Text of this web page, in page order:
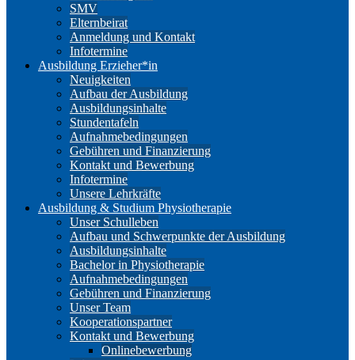
SMV
Elternbeirat
Anmeldung und Kontakt
Infotermine
Ausbildung Erzieher*in
Neuigkeiten
Aufbau der Ausbildung
Ausbildungsinhalte
Stundentafeln
Aufnahmebedingungen
Gebühren und Finanzierung
Kontakt und Bewerbung
Infotermine
Unsere Lehrkräfte
Ausbildung & Studium Physiotherapie
Unser Schulleben
Aufbau und Schwerpunkte der Ausbildung
Ausbildungsinhalte
Bachelor in Physiotherapie
Aufnahmebedingungen
Gebühren und Finanzierung
Unser Team
Kooperationspartner
Kontakt und Bewerbung
Onlinebewerbung